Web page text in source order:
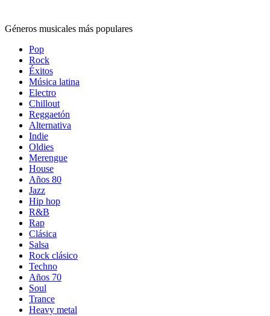
Géneros musicales más populares
Pop
Rock
Éxitos
Música latina
Electro
Chillout
Reggaetón
Alternativa
Indie
Oldies
Merengue
House
Años 80
Jazz
Hip hop
R&B
Rap
Clásica
Salsa
Rock clásico
Techno
Años 70
Soul
Trance
Heavy metal